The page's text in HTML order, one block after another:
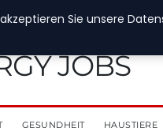
JOBS
GESUNDHEIT HAUSTIERE
Sie unsere